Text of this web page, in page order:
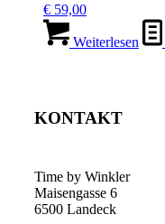
€ 59,00
Weiterlesen
KONTAKT
Time by Winkler
Maisengasse 6
6500 Landeck